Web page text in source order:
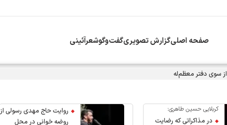
صفحه اصلیگزارش تصویریگفت‌وگوشعرآئینی
سوی دفتر معظم‌له
کربلایی حسین طاهری:
در مذاکراتی که رضایت
روایت حاج مهدی رسولی از
روضه خوانی در محل